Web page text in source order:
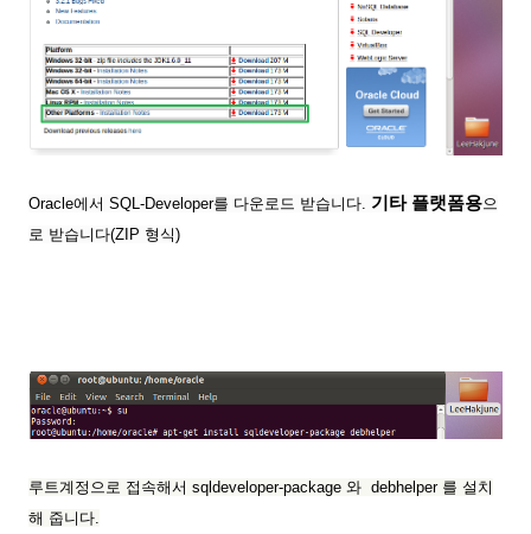
Oracle에서 SQL-Developer를 다운로드 받습니다. 기타 플랫폼용으
로 받습니다(ZIP 형식)
루트계정으로 접속해서 sqldeveloper-package 와 debhelper 를 설치
해 줍니다.